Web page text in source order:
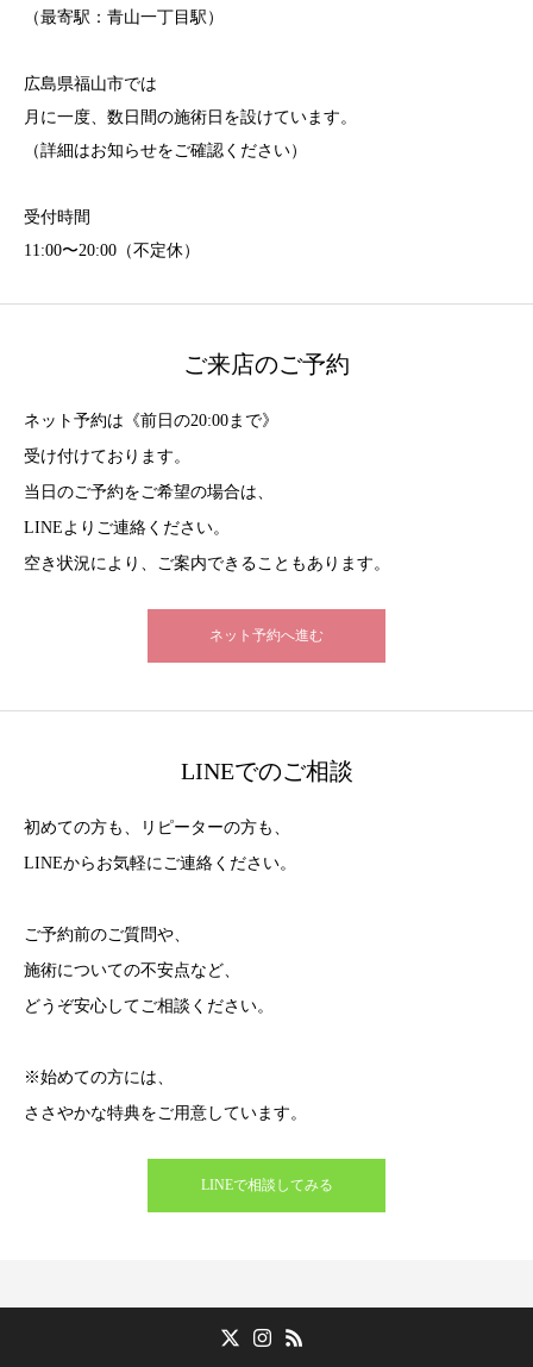
（最寄駅：青山一丁目駅）
広島県福山市では
月に一度、数日間の施術日を設けています。
（詳細はお知らせをご確認ください）
受付時間
11:00〜20:00（不定休）
ご来店のご予約
ネット予約は《前日の20:00まで》
受け付けております。
当日のご予約をご希望の場合は、
LINEよりご連絡ください。
空き状況により、ご案内できることもあります。
ネット予約へ進む
LINEでのご相談
初めての方も、リピーターの方も、
LINEからお気軽にご連絡ください。
ご予約前のご質問や、
施術についての不安点など、
どうぞ安心してご相談ください。
※始めての方には、
ささやかな特典をご用意しています。
LINEで相談してみる